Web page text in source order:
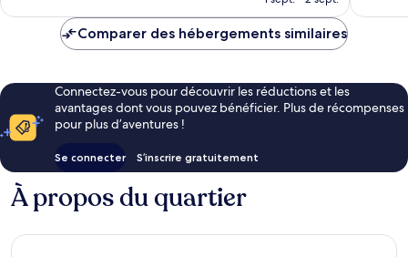
de
Comparer des hébergements similaires
Connectez-vous pour découvrir les réductions et les
avantages dont vous pouvez bénéficier. Plus de récompenses
pour plus d’aventures !
Se connecter S’inscrire gratuitement
À propos du quartier